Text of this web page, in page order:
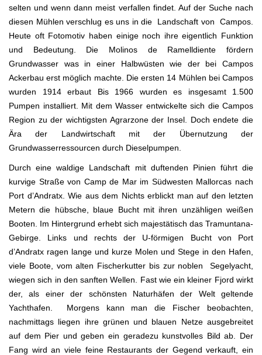
selten und wenn dann meist verfallen findet. Auf der Suche nach
diesen Mühlen verschlug es uns in die Landschaft von Campos.
Heute oft Fotomotiv haben einige noch ihre eigentlich Funktion
und Bedeutung. Die Molinos de Ramelldiente fördern
Grundwasser was in einer Halbwüsten wie der bei Campos
Ackerbau erst möglich machte. Die ersten 14 Mühlen bei Campos
wurden 1914 erbaut Bis 1966 wurden es insgesamt 1.500
Pumpen installiert. Mit dem Wasser entwickelte sich die Campos
Region zu der wichtigsten Agrarzone der Insel. Doch endete die
Ära der Landwirtschaft mit der Übernutzung der
Grundwasserressourcen durch Dieselpumpen.
Durch eine waldige Landschaft mit duftenden Pinien führt die
kurvige Straße von Camp de Mar im Südwesten Mallorcas nach
Port d’Andratx. Wie aus dem Nichts erblickt man auf den letzten
Metern die hübsche, blaue Bucht mit ihren unzähligen weißen
Booten. Im Hintergrund erhebt sich majestätisch das Tramuntana-
Gebirge. Links und rechts der U-förmigen Bucht von Port
d’Andratx ragen lange und kurze Molen und Stege in den Hafen,
viele Boote, vom alten Fischerkutter bis zur noblen Segelyacht,
wiegen sich in den sanften Wellen. Fast wie ein kleiner Fjord wirkt
der, als einer der schönsten Naturhäfen der Welt geltende
Yachthafen. Morgens kann man die Fischer beobachten,
nachmittags liegen ihre grünen und blauen Netze ausgebreitet
auf dem Pier und geben ein geradezu kunstvolles Bild ab. Der
Fang wird an viele feine Restaurants der Gegend verkauft, ein